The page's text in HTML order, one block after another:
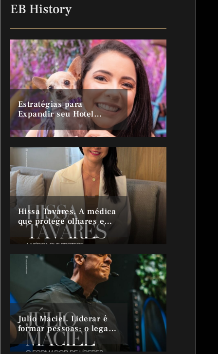
EB History
Estratégias para
Expandir seu Hotel
Domiciliar para Cães
Hissa Tavares. A médica
que protege olhares e
preserva histórias.
Julio Maciel. Liderar é
formar pessoas: o legado
de quem transforma
líderes